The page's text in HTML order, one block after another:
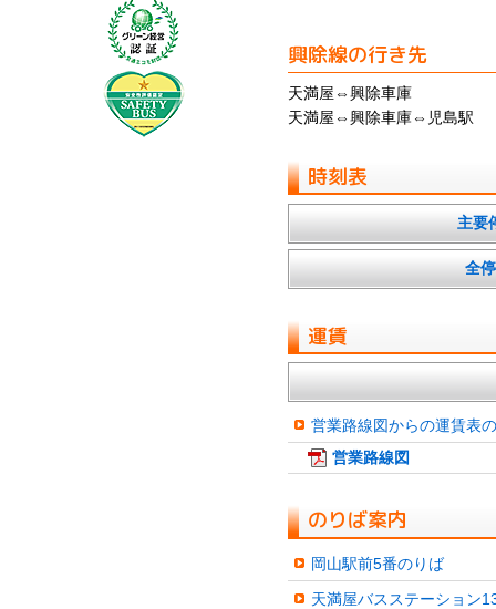
興除線の行き先
天満屋⇔興除車庫
天満屋⇔興除車庫⇔児島駅
時刻表
主要
全
運賃
営業路線図からの運賃表
営業路線図
のりば案内
岡山駅前5番のりば
天満屋バスステーション